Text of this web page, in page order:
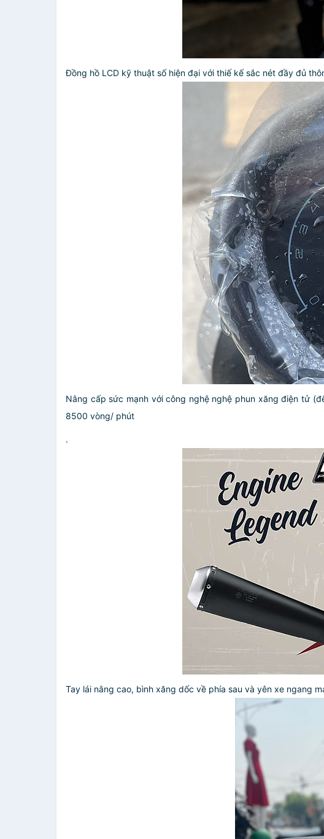
Đồng hồ LCD kỹ thuật số hiện đại với thiế kế sắc nét đầy đủ
Nâng cấp sức mạnh với công nghệ nghệ phun xăng điện tử
8500 vòng/ phút
.
Tay lái nâng cao, bình xăng dốc về phía sau và yên xe ngang